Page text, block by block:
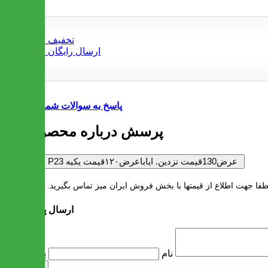
پاسخ به سوالات شما
1 پرسش درباره محصول
P23 عرض130قیمت نزدین. ایاباعرض۱۲۰قیمت یکیه
جهت اطلاع از قیمتها با بخش فروش ایران میز تماس بگیرید. با تشکر
ارسال پرسش
نام